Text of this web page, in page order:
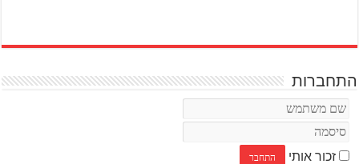
התחברות
זכור אותי